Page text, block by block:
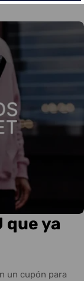
que ya
un cupón para